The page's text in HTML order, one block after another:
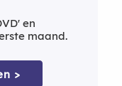
en
maand.
>